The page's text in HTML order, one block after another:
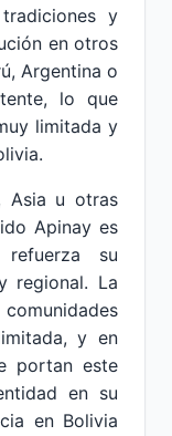
y
en otros
Argentina o
lo que
limitada y
Asia u otras
Apinay es
su
regional. La
y en
portan este
en su
en Bolivia